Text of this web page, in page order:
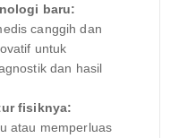
baru:
canggih dan
untuk
dan hasil
fisiknya:
atau memperluas